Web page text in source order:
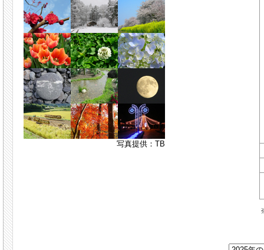
写真提供：TB